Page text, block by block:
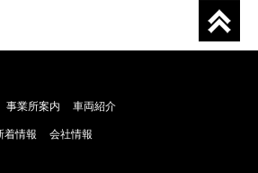
事業所案内 車両紹介
着情報 会社情報